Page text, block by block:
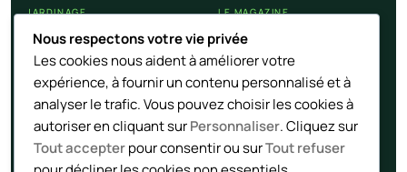
JARDINAGE
Calendrier potager
Cultures et légumes
Techniques naturelles
LE MAGAZINE
Nos articles
Flux RSS
LÉGAL
Nous respectons votre vie privée
Les cookies nous aident à améliorer votre
expérience, à fournir un contenu personnalisé et à
analyser le trafic. Vous pouvez choisir les cookies à
autoriser en cliquant surPersonnaliser. Cliquez sur
Tout accepterpour consentir ou surTout refuser